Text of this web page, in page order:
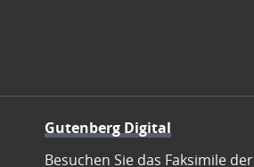
Gutenberg Digital
Besuchen Sie das Faksimile der